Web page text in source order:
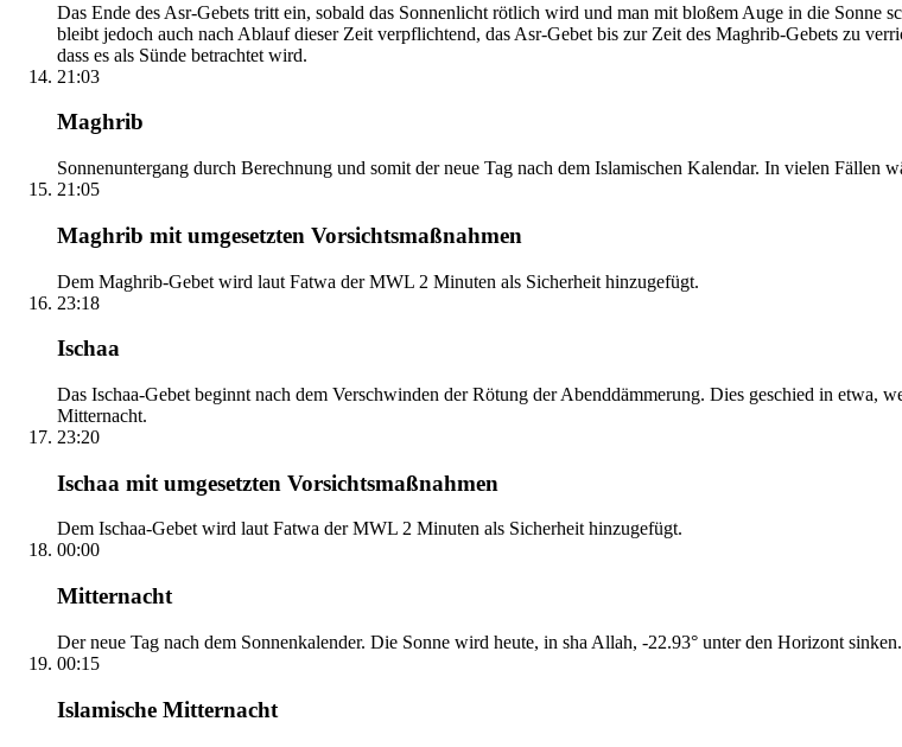
Das Ende des Asr-Gebets tritt ein, sobald das Sonnenlicht rötlich wird und man mit bloßem Auge in die Sonne
bleibt jedoch auch nach Ablauf dieser Zeit verpflichtend, das Asr-Gebet bis zur Zeit des Maghrib-Gebets zu
dass es als Sünde betrachtet wird.
21:03
Maghrib
Sonnenuntergang durch Berechnung und somit der neue Tag nach dem Islamischen Kalendar. In vielen Fällen
21:05
Maghrib mit umgesetzten Vorsichtsmaßnahmen
Dem Maghrib-Gebet wird laut Fatwa der MWL 2 Minuten als Sicherheit hinzugefügt.
23:18
Ischaa
Das Ischaa-Gebet beginnt nach dem Verschwinden der Rötung der Abenddämmerung. Dies geschied in etwa,
Mitternacht.
23:20
Ischaa mit umgesetzten Vorsichtsmaßnahmen
Dem Ischaa-Gebet wird laut Fatwa der MWL 2 Minuten als Sicherheit hinzugefügt.
00:00
Mitternacht
Der neue Tag nach dem Sonnenkalender. Die Sonne wird heute, in sha Allah, -22.93° unter den Horizont
00:15
Islamische Mitternacht